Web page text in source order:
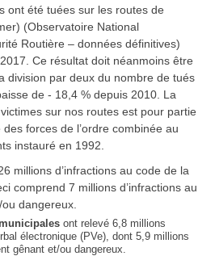
ont été tuées sur les routes de
(Observatoire National
Routière – données définitives)
Ce résultat doit néanmoins être
division par deux du nombre de tués
de - 18,4 % depuis 2010. La
sur nos routes est pour partie
forces de l’ordre combinée au
instauré en 1992.
millions d’infractions au code de la
comprend 7 millions d’infractions au
dangereux.
ont relevé 6,8 millions
électronique (PVe), dont 5,9 millions
gênant et/ou dangereux.